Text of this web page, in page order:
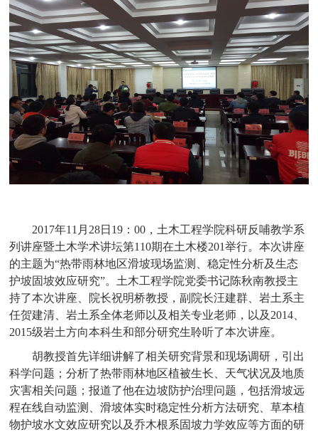
2017年11月28日19：00，土木工程学院科研反哺教学系
列讲座暨土木学术讲坛第110期在土木楼201举行。本次讲座
的主题为“热带雨林地区滑坡现场监测、稳定性分析及生态
护坡固坡效应研究”。土木工程学院党委书记陈秋南教授主
持了本次讲座、院长祝明桥教授，副院长汪建群、岩土系主
任贺建清、岩土系全体老师以及相关专业老师，以及2014、
2015级岩土方向本科生和部分研究生聆听了本次讲座。
胡教授首先详细讲解了相关研究背景和现场调研，引出
科学问题；分析了热带雨林地区植被生长、天气状况及地质
灾害相关问题；报道了他在边坡防护治理问题，包括滑坡远
程在线自动监测、滑坡体实时稳定性分析方法研究、草本植
物护坡水文效应研究以及乔木根系固坡力学效应等方面的研